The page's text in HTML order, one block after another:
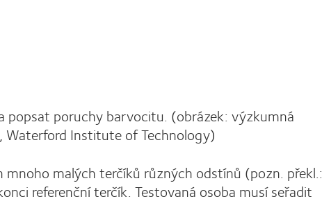
poruchy barvocitu. (obrázek: výzkumná
Waterford Institute of Technology)
malých terčíků různých odstínů (pozn. překl.:
referenční terčík. Testovaná osoba musí seřadit